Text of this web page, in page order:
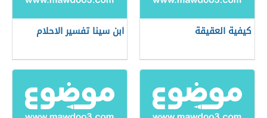
كيفية العقيقة ابن سينا تفسير الاحلام